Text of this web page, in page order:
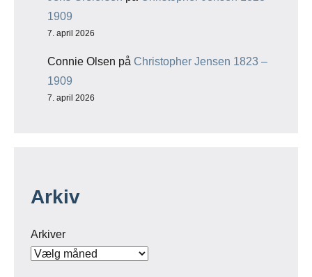
1909
7. april 2026
Connie Olsen på Christopher Jensen 1823 –
1909
7. april 2026
Arkiv
Arkiver